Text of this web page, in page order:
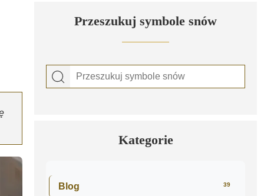
Przeszukuj symbole snów
Kategorie
Blog 39